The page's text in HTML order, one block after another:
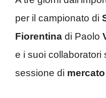
per il campionato di
Fiorentina di Paolo
e i suoi collaboratori
sessione di mercato